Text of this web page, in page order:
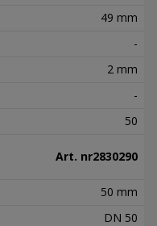
49 mm
-
2 mm
-
50
Art. nr2830290
50 mm
DN 50